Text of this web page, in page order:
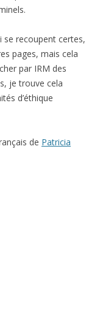
se recoupent certes,
pages, mais cela
par IRM des
je trouve cela
d’éthique
de Patricia